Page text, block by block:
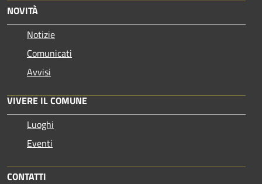
NOVITÀ
Notizie
Comunicati
Avvisi
VIVERE IL COMUNE
Luoghi
Eventi
CONTATTI